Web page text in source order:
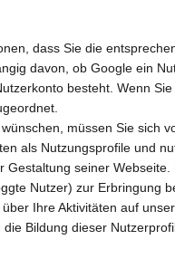
dass Sie die
davon, ob Google ein
besteht. Wenn
müssen Sie sich
als Nutzungsprofile und
seiner Webseite.
Nutzer) zur Erbringung
Ihre Aktivitäten auf
Bildung dieser